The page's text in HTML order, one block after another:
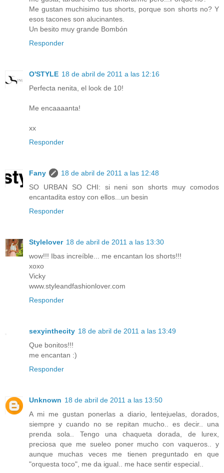
Me gustan muchisimo tus shorts, porque son shorts no? Y
esos tacones son alucinantes.
Un besito muy grande Bombón
Responder
O'STYLE 18 de abril de 2011 a las 12:16
Perfecta nenita, el look de 10!
Me encaaaanta!
xx
Responder
Fany
18 de abril de 2011 a las 12:48
SO URBAN SO CHI: si neni son shorts muy comodos
encantadita estoy con ellos...un besin
Responder
Stylelover 18 de abril de 2011 a las 13:30
wow!!! Ibas increíble... me encantan los shorts!!!
xoxo
Vicky
www.styleandfashionlover.com
Responder
sexyinthecity 18 de abril de 2011 a las 13:49
Que bonitos!!!
me encantan :)
Responder
Unknown 18 de abril de 2011 a las 13:50
A mi me gustan ponerlas a diario, lentejuelas, dorados,
siempre y cuando no se repitan mucho.. es decir.. una
prenda sola.. Tengo una chaqueta dorada, de lurex,
preciosa que me sueleo poner mucho con vaqueros.. y
aunque muchas veces me tienen preguntado en que
"orquesta toco", me da igual.. me hace sentir especial..